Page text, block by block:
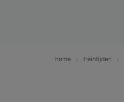
home treintijden